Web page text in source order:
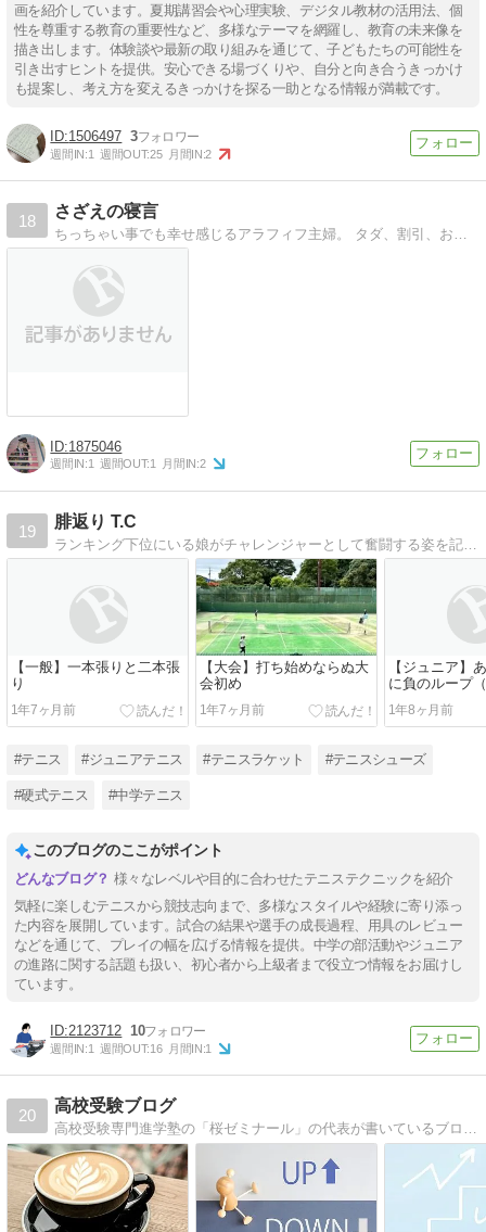
画を紹介しています。夏期講習会や心理実験、デジタル教材の活用法、個
性を尊重する教育の重要性など、多様なテーマを網羅し、教育の未来像を
描き出します。体験談や最新の取り組みを通じて、子どもたちの可能性を
引き出すヒントを提供。安心できる場づくりや、自分と向き合うきっかけ
も提案し、考え方を変えるきっかけを探る一助となる情報が満載です。
1506497 3
週間IN:1 週間OUT:25 月間IN:2
18
さざえの寝言
1875046
週間IN:1 週間OUT:1 月間IN:2
19
腓返り T.C
ランキング下位にいる娘がチャレンジャーとして奮闘する姿を記録していきます。
【一般】一本張りと二本張
り
1年7ヶ月前
【大会】打ち始めならぬ大
会初め
1年7ヶ月前
【ジュニア】
に負のループ
1年8ヶ月前
#テニス #ジュニアテニス #テニスラケット #テニスシューズ
#硬式テニス #中学テニス
このブログのここがポイント
様々なレベルや目的に合わせたテニステクニックを紹介
気軽に楽しむテニスから競技志向まで、多様なスタイルや経験に寄り添っ
た内容を展開しています。試合の結果や選手の成長過程、用具のレビュー
などを通じて、プレイの幅を広げる情報を提供。中学の部活動やジュニア
の進路に関する話題も扱い、初心者から上級者まで役立つ情報をお届けし
ています。
2123712 10
週間IN:1 週間OUT:16 月間IN:1
20
高校受験ブログ
高校受験専門進学塾の「桜ゼミナール」の代表が書いているブログになります。勉強の仕方、受験情報、塾の様子などを投稿しています。